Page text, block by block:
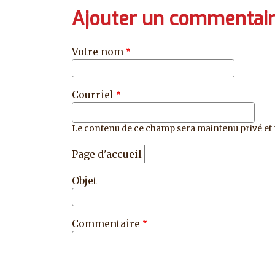
Ajouter un
Votre nom
Courriel
Le contenu de ce champ sera maintenu privé
Page d'accueil
Objet
Commentaire